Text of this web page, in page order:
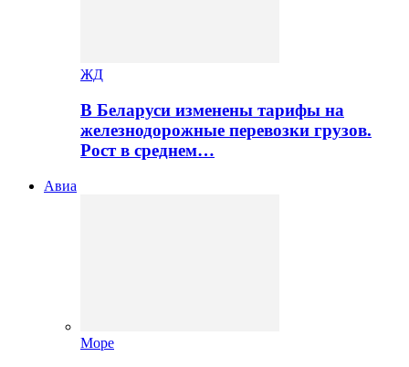
ЖД
В Беларуси изменены тарифы на
железнодорожные перевозки грузов.
Рост в среднем…
Авиа
Море